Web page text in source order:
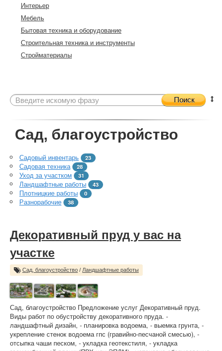
Интерьер
Мебель
Бытовая техника и оборудование
Строительная техника и инструменты
Стройматериалы
Поиск
Сад, благоустройство
Садовый инвентарь 23
Садовая техника 28
Уход за участком 31
Ландшафтные работы 43
Плотницкие работы 0
Разнорабочие 38
Декоративный пруд у вас на
участке
Сад, благоустройство / Ландшафтные работы
Сад, благоустройство Предложение услуг Декоративный пруд.
Виды работ по обустройству декоративного пруда. -
ландшафтный дизайн, - планировка водоема, - выемка грунта, -
укрепление стенок водоема гпс (гравийно-песчаной смесью), -
отсыпка чаши песком, - укладка геотекстиля, - укладка